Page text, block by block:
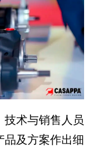
技术与销售人员
品及方案作出细